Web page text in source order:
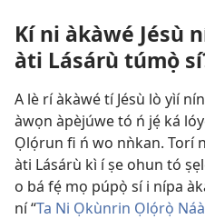
Kí ni àkàwé Jésù
àti Lásárù túmọ̀
A lè rí àkàwé tí Jésù lò yìí
àwọn àpèjúwe tó ń jẹ́ ká
Ọlọ́run fi ń wo nǹkan. Torí
àti Lásárù kì í ṣe ohun tó
o bá fẹ́ mọ púpọ̀ sí i nípa
ní “Ta Ni Ọkùnrin Ọlọ́rọ̀